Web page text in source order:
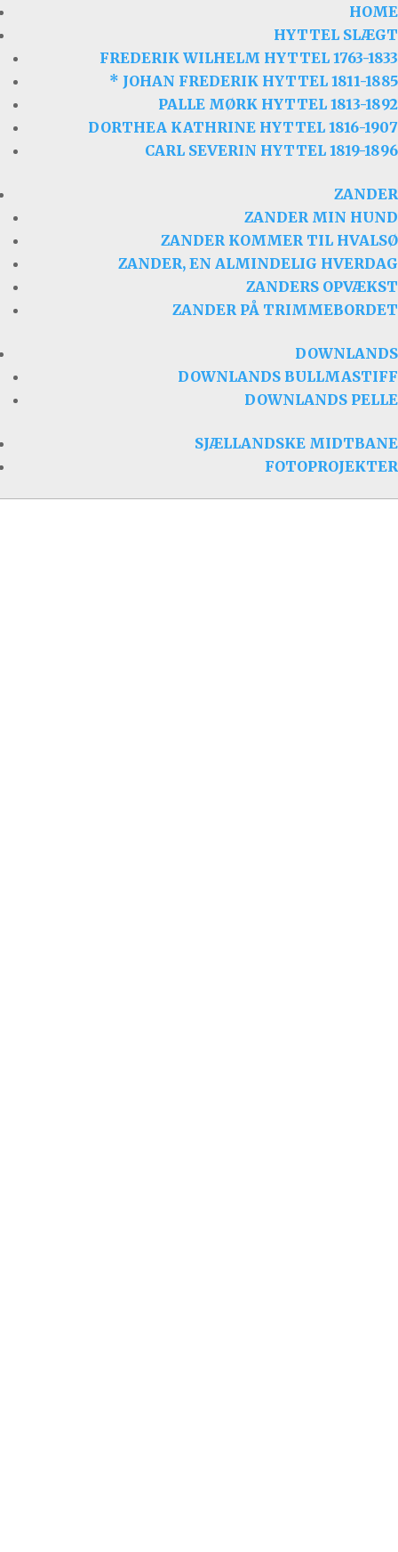
HOME
HYTTEL SLÆGT
FREDERIK WILHELM HYTTEL 1763-1833
* JOHAN FREDERIK HYTTEL 1811-1885
PALLE MØRK HYTTEL 1813-1892
DORTHEA KATHRINE HYTTEL 1816-1907
CARL SEVERIN HYTTEL 1819-1896
ZANDER
ZANDER MIN HUND
ZANDER KOMMER TIL HVALSØ
ZANDER, EN ALMINDELIG HVERDAG
ZANDERS OPVÆKST
ZANDER PÅ TRIMMEBORDET
DOWNLANDS
DOWNLANDS BULLMASTIFF
DOWNLANDS PELLE
SJÆLLANDSKE MIDTBANE
FOTOPROJEKTER